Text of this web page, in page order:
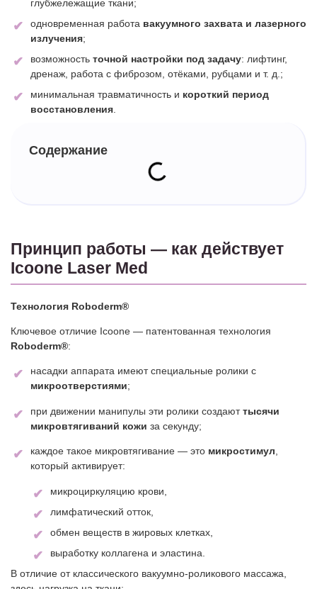
глубжележащие ткани;
одновременная работа вакуумного захвата и лазерного
излучения;
возможность точной настройки под задачу: лифтинг,
дренаж, работа с фиброзом, отёками, рубцами и т. д.;
минимальная травматичность и короткий период
восстановления
Содержание
Принцип работы — как действует
Icoone Laser Med
Технология Roboderm®
Ключевое отличие Icoone — патентованная технология
Roboderm®:
насадки аппарата имеют специальные ролики с
микроотверстиями;
при движении манипулы эти ролики создаюттысячи
микровтягиваний кожи за секунду;
каждое такое микровтягивание — это микростимул
который активирует:
микроциркуляцию крови,
лимфатический отток,
обмен веществ в жировых клетках,
выработку коллагена и эластина.
В отличие от классического вакуумно‑роликового массажа,